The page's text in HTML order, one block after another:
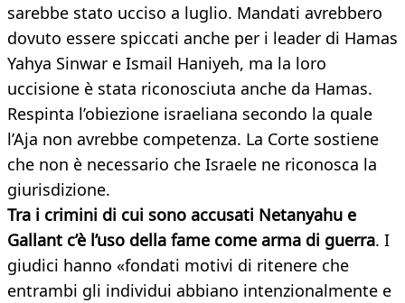
sarebbe stato ucciso a luglio. Mandati avrebbero
dovuto essere spiccati anche per i leader di Hamas
Yahya Sinwar e Ismail Haniyeh, ma la loro
uccisione è stata riconosciuta anche da Hamas.
Respinta l’obiezione israeliana secondo la quale
l’Aja non avrebbe competenza. La Corte sostiene
che non è necessario che Israele ne riconosca la
giurisdizione.
Tra i crimini di cui sono accusati Netanyahu e
Gallant c’è l’uso della fame come arma di guerra. I
giudici hanno «fondati motivi di ritenere che
entrambi gli individui abbiano intenzionalmente e